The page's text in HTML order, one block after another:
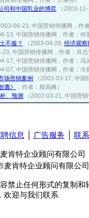
司和中国乳业的博弈
（2003-
06-23, 中国营销传播网，作
13, 中国营销传播网，作者：何
不服？
（2003-04-28, 经济观察
23, 中国营销传播网，作者：肖志
17, 中国营销传播网，作者：马
07, 中国营销传播网，作者：冷
场营销案例
（2003-03-17, 中国
囊》
，作者：殷高峰）
、预测
（2002-03-21, 中国营
信息 广告服务 联
肯特企业顾问有限公司
麦肯特企业顾问有限公
禁止任何形式的复制和
欢迎与我们联系